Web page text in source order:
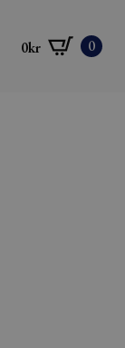
0kr 0